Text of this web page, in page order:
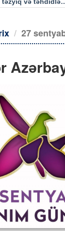
27